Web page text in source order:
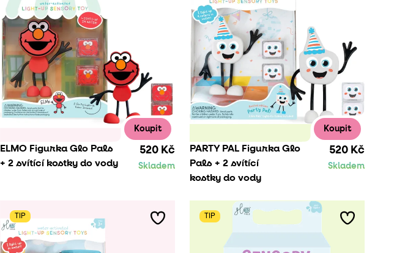
Koupit
ELMO Figurka Glo Pals
+ 2 svítící kostky do vody
520 Kč
Skladem
Koupit
PARTY PAL Figurka Glo
Pals + 2 svítící
kostky do vody
520 Kč
Skladem
TIP TIP